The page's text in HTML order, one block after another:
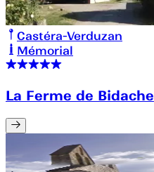
Castéra-Verduzan
Mémorial
La Ferme de Bidache